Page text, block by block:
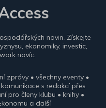
novin. Získejte
ekonomiky, investic,
navíc.
zprávy • všechny eventy •
s redakcí přes
pro členy klubu • knihy •
a další